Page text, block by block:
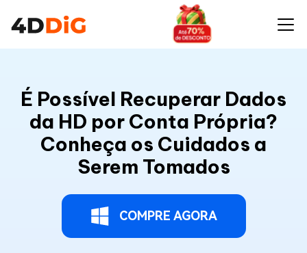
É Possível Recuperar Dados
da HD por Conta Própria?
Conheça os Cuidados a
Serem Tomados
COMPRE AGORA